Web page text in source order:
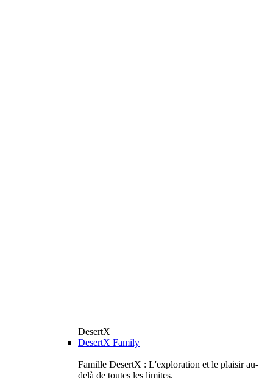
DesertX
DesertX Family
Famille DesertX : L'exploration et le plaisir au-
delà de toutes les limites.